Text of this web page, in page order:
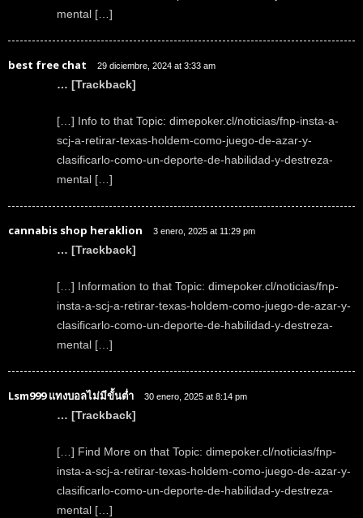
mental […]
best free chat 29 diciembre, 2024 at 3:33 am
… [Trackback]
[…] Info to that Topic: dimepoker.cl/noticias/fnp-insta-a-
scj-a-retirar-texas-holdem-como-juego-de-azar-y-
clasificarlo-como-un-deporte-de-habilidad-y-destreza-
mental […]
cannabis shop heraklion 3 enero, 2025 at 11:29 pm
… [Trackback]
[…] Information to that Topic: dimepoker.cl/noticias/fnp-
insta-a-scj-a-retirar-texas-holdem-como-juego-de-azar-y-
clasificarlo-como-un-deporte-de-habilidad-y-destreza-
mental […]
Lsm999 แทงบอลไม่มีขั้นต่ำ 30 enero, 2025 at 8:14 pm
… [Trackback]
[…] Find More on that Topic: dimepoker.cl/noticias/fnp-
insta-a-scj-a-retirar-texas-holdem-como-juego-de-azar-y-
clasificarlo-como-un-deporte-de-habilidad-y-destreza-
mental […]